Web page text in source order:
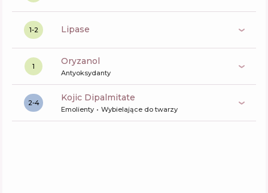
1-2 lipase
1 oryzanol
Antyoksydanty
2-4 Kojic Dipalmitate
Emolienty Wybielające do twarzy